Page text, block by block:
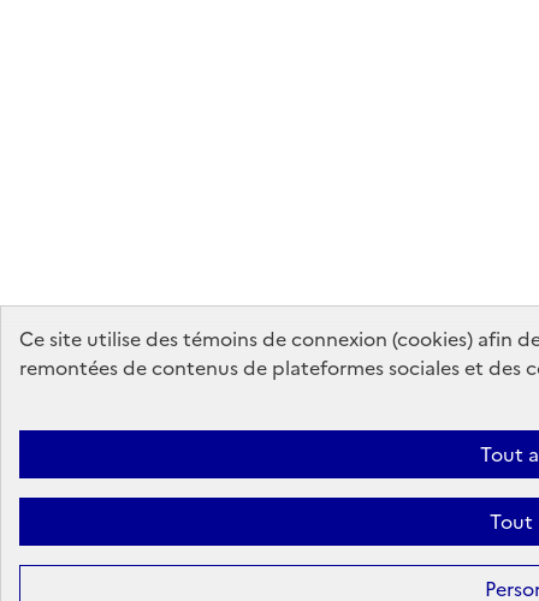
Ce site utilise des témoins de connexion (cookies) afin
remontées de contenus de plateformes sociales et des
Tout
Tout